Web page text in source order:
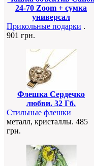
24-70 Zoom + сумка
универсал
Прикольные подарки .
901 грн.
Флешка Сердечко
любви. 32 Гб.
Стильные флешки
металл, кристаллы. 485
грн.